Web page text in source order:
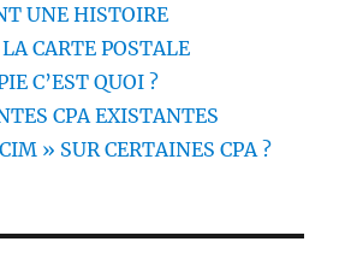
UNE HISTOIRE
CARTE POSTALE
C’EST QUOI ?
CPA EXISTANTES
» SUR CERTAINES CPA ?